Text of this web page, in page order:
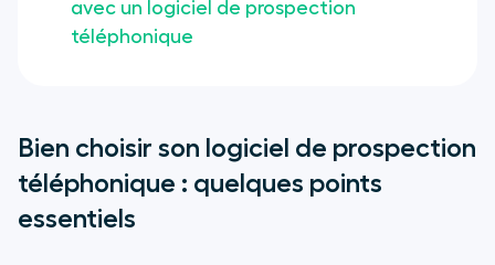
avec un logiciel de prospection
téléphonique
Bien choisir son logiciel de prospection
téléphonique : quelques points
essentiels